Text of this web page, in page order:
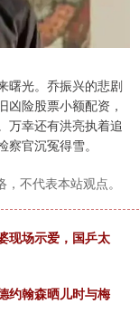
曙光。乔振兴的悲剧
险股票小额配资，
万幸还有洪亮执着追
官沉冤得雪。
不代表本站观点。
现场示爱，国乒太
约翰森晒儿时与梅